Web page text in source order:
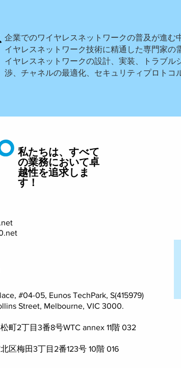
企業でのワイヤレスネットワークの普及が進む
イヤレスネットワーク技術に精通した専門家の
イヤレスネットワークの設計、実装、トラブル
渉、チャネルの最適化、セキュリティプロトコ
私たちは、すべて
の業務において卓
越性を追求しま
す！
#04-05, Eunos TechPark, S(415979)
Street, Melbourne, VIC 3000.
2丁目3番8号WTC annex 11階 032
梅田3丁目2番123号 10階 016